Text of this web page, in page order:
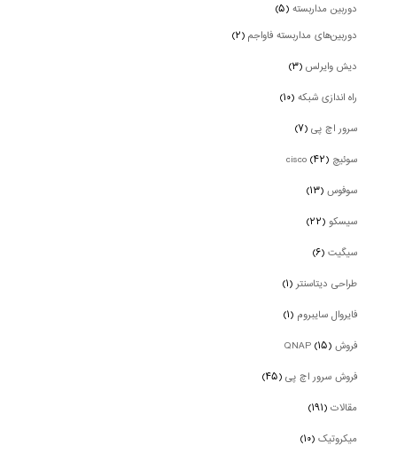
دوربین‌ مداربسته(۵)
دوربین‌های مداربسته فاواجم(۲)
دیش وایرلس(۳)
راه اندازی شبکه(۱۰)
سرور اچ پی(۷)
سوئیچ cisco (۴۲)
سوفوس(۱۳)
سیسکو(۲۲)
سیگیت(۶)
طراحی دیتاسنتر(۱)
فایروال سایبروم (۱)
فروش QNAP (۱۵)
فروش سرور اچ پی(۴۵)
مقالات(۱۹۱)
میکروتیک(۱۰)